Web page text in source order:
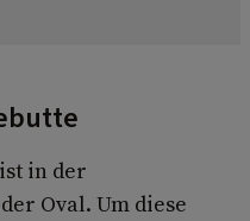
in der
Oval. Um diese